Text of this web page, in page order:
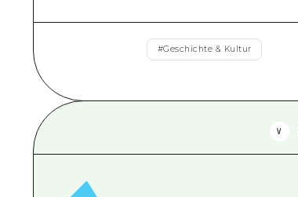
#Geschichte & Kultur